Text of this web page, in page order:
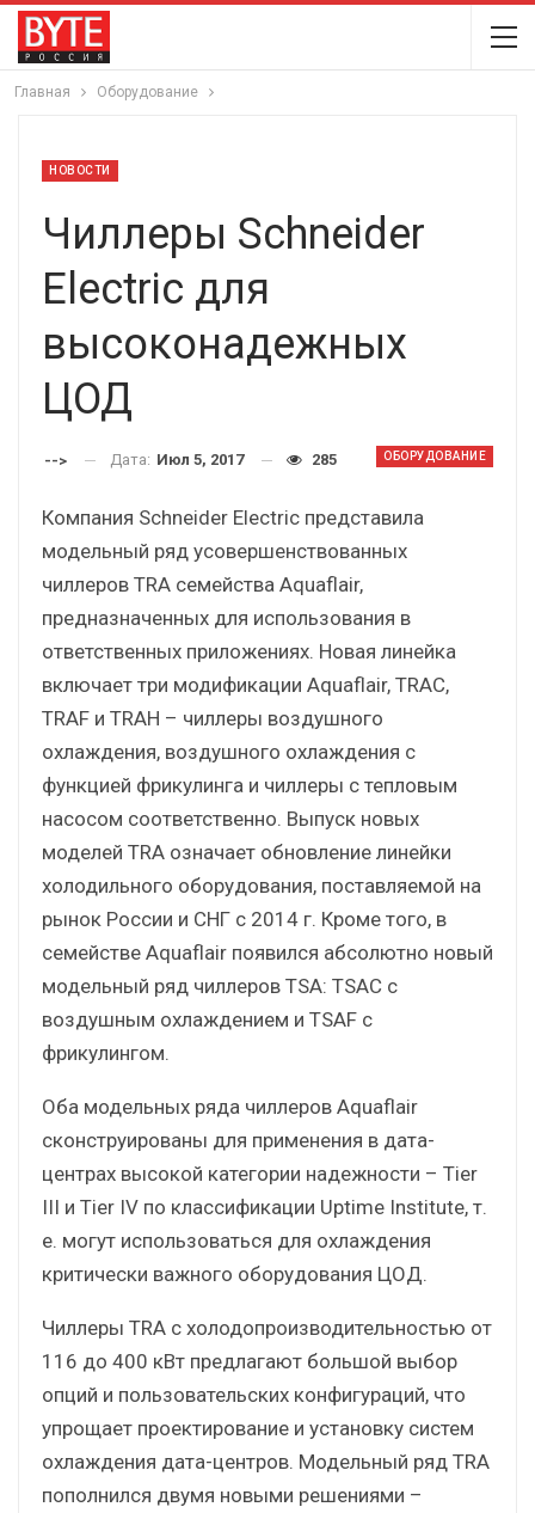
Главная Оборудование
НОВОСТИ
Чиллеры Schneider
Electric для
высоконадежных
ЦОД
ОБОРУДОВАНИЕ
--> Дата: Июл 5, 2017 285
Компания Schneider Electric представила
модельный ряд усовершенствованных
чиллеров TRA семейства Aquaflair,
предназначенных для использования в
ответственных приложениях. Новая линейка
включает три модификации Aquaflair, TRAC,
TRAF и TRAH – чиллеры воздушного
охлаждения, воздушного охлаждения с
функцией фрикулинга и чиллеры с тепловым
насосом соответственно. Выпуск новых
моделей TRA означает обновление линейки
холодильного оборудования, поставляемой на
рынок России и СНГ с 2014 г. Кроме того, в
семействе Aquaflair появился абсолютно новый
модельный ряд чиллеров TSA: TSAC с
воздушным охлаждением и TSAF с
фрикулингом.
Оба модельных ряда чиллеров Aquaflair
сконструированы для применения в дата-
центрах высокой категории надежности – Tier
III и Tier IV по классификации Uptime Institute, т.
е. могут использоваться для охлаждения
критически важного оборудования ЦОД.
Чиллеры TRA с холодопроизводительностью от
116 до 400 кВт предлагают большой выбор
опций и пользовательских конфигураций, что
упрощает проектирование и установку систем
охлаждения дата-центров. Модельный ряд TRA
пополнился двумя новыми решениями –